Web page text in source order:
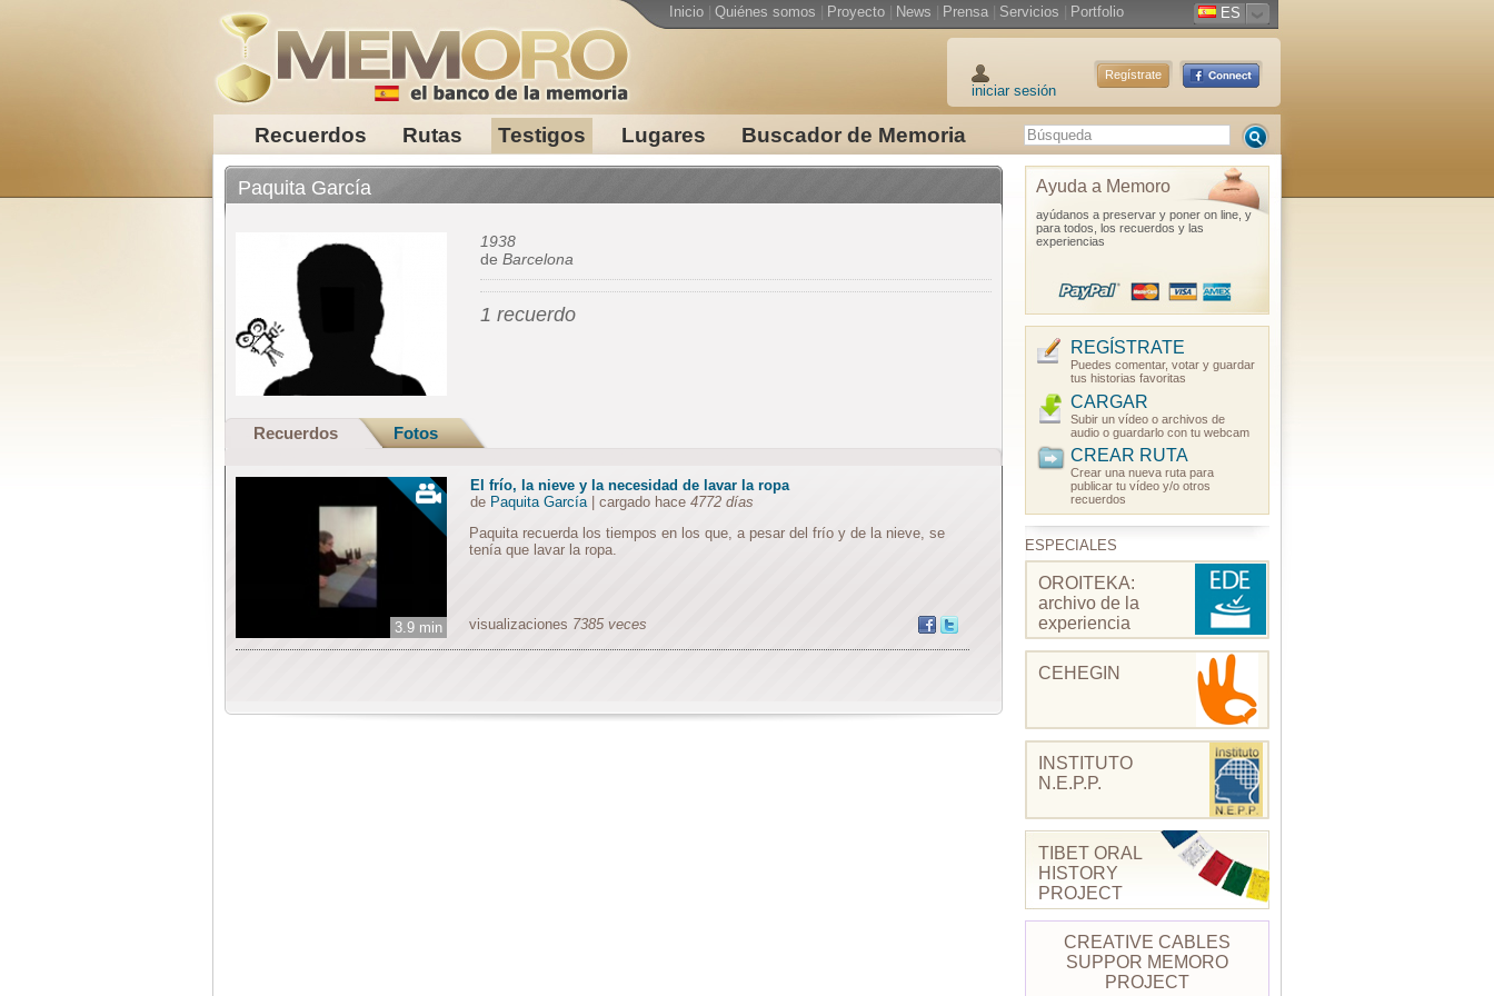
Recuerdos Rutas Testigos Lugares Buscador de Memoria
Inicio Quiénes somos Proyecto News Prensa Servicios Portfolio ES
iniciar sesión
Regístrate
Paquita García
1938
de Barcelona
1 recuerdo
Recuerdos Fotos
3.9 min
El frío, la nieve y la necesidad de lavar la ropa
de Paquita García| cargado hace 4772 días
Paquita recuerda los tiempos en los que, a pesar del frío y de la nieve, se
tenía que lavar la ropa.
visualizaciones 7385 veces
Ayuda a Memoro
ayúdanos a preservar y poner on line, y
para todos, los recuerdos y las
experiencias
REGÍSTRATE
Puedes comentar, votar y guardar
tus historias favoritas
CARGAR
Subir un vídeo o archivos de
audio o guardarlo con tu webcam
CREAR RUTA
Crear una nueva ruta para
publicar tu vídeo y/o otros
recuerdos
ESPECIALES
OROITEKA:
archivo de la
experiencia
CEHEGIN
INSTITUTO
N.E.P.P.
TIBET ORAL
HISTORY
PROJECT
CREATIVE CABLES
SUPPOR MEMORO
PROJECT